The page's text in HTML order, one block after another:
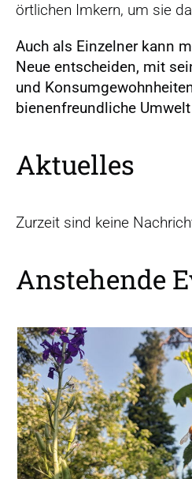
örtlichen Imkern, um sie
Auch als Einzelner kann
Neue entscheiden, mit
und
bienenfreundliche
Aktuelles
Zurzeit sind keine
Anstehende